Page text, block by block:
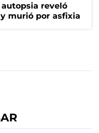
reveló
murió por asfixia